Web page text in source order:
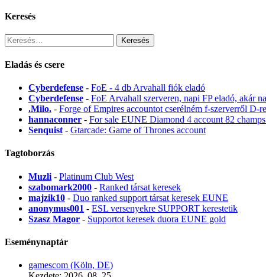
Keresés
Keresés:
Eladás és csere
Cyberdefense - FoE - 4 db Arvahall fiók eladó
Cyberdefense - FoE Arvahall szerveren, napi FP eladó, akár
.Milo. - Forge of Empires accountot cserélném f-szerverről D-re
hannaconner - For sale EUNE Diamond 4 account 82
Senquist - Gtarcade: Game of Thrones account
Tagtoborzás
Muzli - Platinum Club West
szabomark2000 - Ranked társat keresek
majzik10 - Duo ranked support társat keresek EUNE
anonymus001 - ESL versenyekre SUPPORT kerestetik
Szasz Magor - Supportot keresek duora EUNE gold
Eseménynaptár
gamescom (Köln, DE)